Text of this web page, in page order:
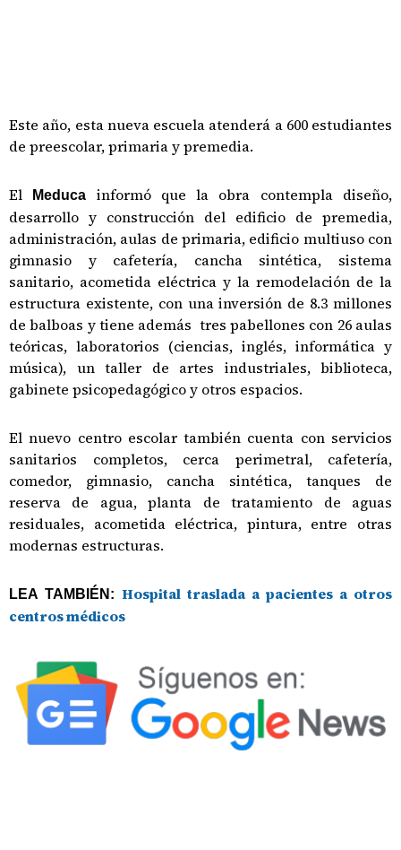
Este año, esta nueva escuela atenderá a 600 estudiantes
de preescolar, primaria y premedia.
El Meduca
informó que la obra contempla diseño,
desarrollo y construcción del edificio de premedia,
administración, aulas de primaria, edificio multiuso con
gimnasio y cafetería, cancha sintética, sistema
sanitario, acometida eléctrica y la remodelación de la
estructura existente, con una inversión de 8.3 millones
de balboas y tiene además tres pabellones con 26 aulas
teóricas, laboratorios (ciencias, inglés, informática y
música), un taller de artes industriales, biblioteca,
gabinete psicopedagógico y otros espacios.
El nuevo centro escolar también cuenta con servicios
sanitarios completos, cerca perimetral, cafetería,
comedor, gimnasio, cancha sintética, tanques de
reserva de agua, planta de tratamiento de aguas
residuales, acometida eléctrica, pintura, entre otras
modernas estructuras.
LEA TAMBIÉN: Hospital traslada a pacientes a otros
centros médicos